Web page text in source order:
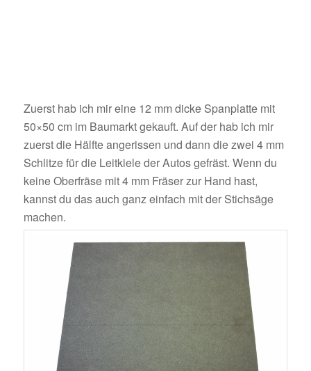
Zuerst hab ich mir eine 12 mm dicke Spanplatte mit
50×50 cm im Baumarkt gekauft. Auf der hab ich mir
zuerst die Hälfte angerissen und dann die zwei 4 mm
Schlitze für die Leitkiele der Autos gefräst. Wenn du
keine Oberfräse mit 4 mm Fräser zur Hand hast,
kannst du das auch ganz einfach mit der Stichsäge
machen.